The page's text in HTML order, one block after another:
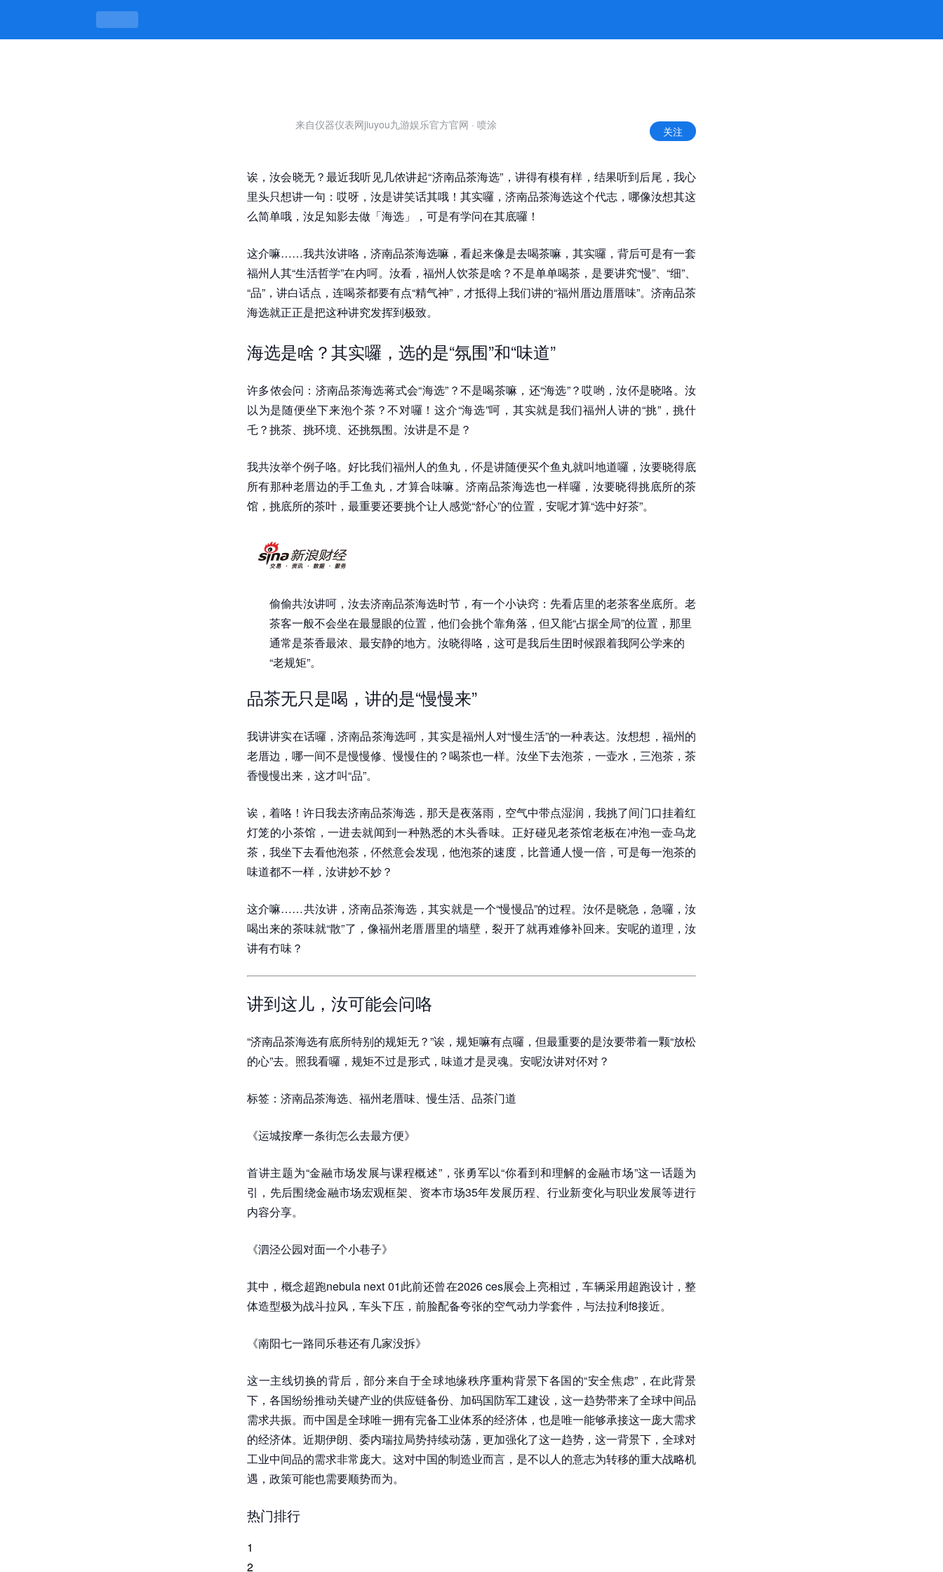
济南品茶海选，茶香味长，门道也长 -jiuyou九游娱乐官方
来自仪器仪表网jiuyou九游娱乐官方官网 · 喷涂 关注
诶，汝会晓无？最近我听见几侬讲起“济南品茶海选”，讲得有模有样，结果听到后尾，我心
里头只想讲一句：哎呀，汝是讲笑话其哦！其实囉，济南品茶海选这个代志，哪像汝想其这
么简单哦，汝足知影去做「海选」，可是有学问在其底囉！
这介嘛……我共汝讲咯，济南品茶海选嘛，看起来像是去喝茶嘛，其实囉，背后可是有一套
福州人其“生活哲学”在内呵。汝看，福州人饮茶是啥？不是单单喝茶，是要讲究“慢”、“细”、
“品”，讲白话点，连喝茶都要有点“精气神”，才抵得上我们讲的“福州厝边厝厝味”。济南品茶
海选就正正是把这种讲究发挥到极致。
海选是啥？其实囉，选的是“氛围”和“味道”
许多侬会问：济南品茶海选蒋式会“海选”？不是喝茶嘛，还“海选”？哎哟，汝伓是晓咯。汝
以为是随便坐下来泡个茶？不对囉！这介“海选”呵，其实就是我们福州人讲的“挑”，挑什
乇？挑茶、挑环境、还挑氛围。汝讲是不是？
我共汝举个例子咯。好比我们福州人的鱼丸，伓是讲随便买个鱼丸就叫地道囉，汝要晓得底
所有那种老厝边的手工鱼丸，才算合味嘛。济南品茶海选也一样囉，汝要晓得挑底所的茶
馆，挑底所的茶叶，最重要还要挑个让人感觉“舒心”的位置，安呢才算“选中好茶”。
偷偷共汝讲呵，汝去济南品茶海选时节，有一个小诀窍：先看店里的老茶客坐底所。老
茶客一般不会坐在最显眼的位置，他们会挑个靠角落，但又能“占据全局”的位置，那里
通常是茶香最浓、最安静的地方。汝晓得咯，这可是我后生囝时候跟着我阿公学来的
“老规矩”。
品茶无只是喝，讲的是“慢慢来”
我讲讲实在话囉，济南品茶海选呵，其实是福州人对“慢生活”的一种表达。汝想想，福州的
老厝边，哪一间不是慢慢修、慢慢住的？喝茶也一样。汝坐下去泡茶，一壶水，三泡茶，茶
香慢慢出来，这才叫“品”。
诶，着咯！许日我去济南品茶海选，那天是夜落雨，空气中带点湿润，我挑了间门口挂着红
灯笼的小茶馆，一进去就闻到一种熟悉的木头香味。正好碰见老茶馆老板在冲泡一壶乌龙
茶，我坐下去看他泡茶，伓然意会发现，他泡茶的速度，比普通人慢一倍，可是每一泡茶的
味道都不一样，汝讲妙不妙？
这介嘛……共汝讲，济南品茶海选，其实就是一个“慢慢品”的过程。汝伓是晓急，急囉，汝
喝出来的茶味就“散”了，像福州老厝厝里的墙壁，裂开了就再难修补回来。安呢的道理，汝
讲有冇味？
讲到这儿，汝可能会问咯
“济南品茶海选有底所特别的规矩无？”诶，规矩嘛有点囉，但最重要的是汝要带着一颗“放松
的心”去。照我看囉，规矩不过是形式，味道才是灵魂。安呢汝讲对伓对？
标签：济南品茶海选、福州老厝味、慢生活、品茶门道
《运城按摩一条街怎么去最方便》
首讲主题为“金融市场发展与课程概述”，张勇军以“你看到和理解的金融市场”这一话题为
引，先后围绕金融市场宏观框架、资本市场35年发展历程、行业新变化与职业发展等进行
内容分享。
《泗泾公园对面一个小巷子》
其中，概念超跑nebula next 01此前还曾在2026 ces展会上亮相过，车辆采用超跑设计，整
体造型极为战斗拉风，车头下压，前脸配备夸张的空气动力学套件，与法拉利f8接近。
《南阳七一路同乐巷还有几家没拆》
这一主线切换的背后，部分来自于全球地缘秩序重构背景下各国的“安全焦虑”，在此背景
下，各国纷纷推动关键产业的供应链备份、加码国防军工建设，这一趋势带来了全球中间品
需求共振。而中国是全球唯一拥有完备工业体系的经济体，也是唯一能够承接这一庞大需求
的经济体。近期伊朗、委内瑞拉局势持续动荡，更加强化了这一趋势，这一背景下，全球对
工业中间品的需求非常庞大。这对中国的制造业而言，是不以人的意志为转移的重大战略机
遇，政策可能也需要顺势而为。
热门排行
1
2